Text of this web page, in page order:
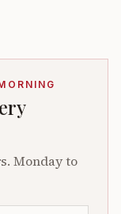
Monday to